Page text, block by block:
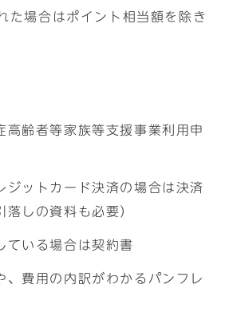
た場合はポイント相当額を除き
高齢者等家族等支援事業利用申
ジットカード決済の場合は決済
落しの資料も必要）
ている場合は契約書
、費用の内訳がわかるパンフレ